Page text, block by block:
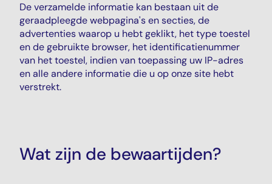
De verzamelde informatie kan bestaan uit de
geraadpleegde webpagina's en secties, de
advertenties waarop u hebt geklikt, het type toestel
en de gebruikte browser, het identificatienummer
van het toestel, indien van toepassing uw IP-adres
en alle andere informatie die u op onze site hebt
verstrekt.
Wat zijn de bewaartijden?